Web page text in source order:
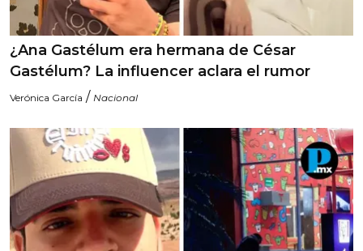
¿Ana Gastélum era hermana de César
Gastélum? La influencer aclara el rumor
Verónica García / Nacional